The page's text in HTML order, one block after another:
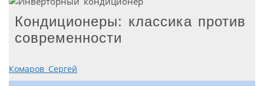
Кондиционеры: классика против
современности
Комаров Сергей